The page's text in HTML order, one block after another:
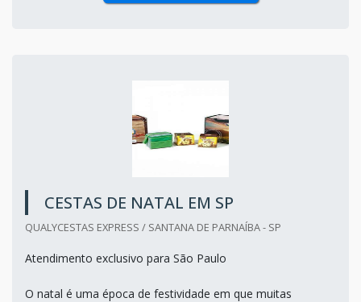
CESTAS DE NATAL EM SP
QUALYCESTAS EXPRESS / SANTANA DE PARNAÍBA - SP
Atendimento exclusivo para São Paulo
O natal é uma época de festividade em que muitas